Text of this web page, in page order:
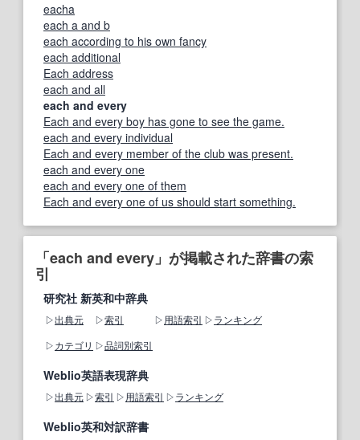
eacha
each a and b
each according to his own fancy
each additional
Each address
each and all
each and every
Each and every boy has gone to see the game.
each and every individual
Each and every member of the club was present.
each and every one
each and every one of them
Each and every one of us should start something.
「each and every」が掲載された辞書の索
引
研究社 新英和中辞典
出典元 索引 用語索引
ランキング
カテゴリ
品詞別索引
Weblio英語表現辞典
出典元 索引 用語索引 ランキング
Weblio英和対訳辞書